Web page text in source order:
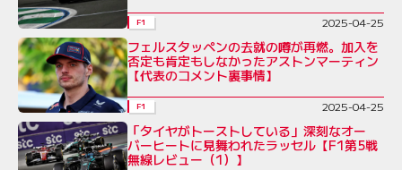
F1 2025-04-25
フェルスタッペンの去就の噂が再燃。加入を
否定も肯定もしなかったアストンマーティン
【代表のコメント裏事情】
F1 2025-04-25
「タイヤがトーストしている」深刻なオー
バーヒートに見舞われたラッセル【F1第5戦
無線レビュー（1）】